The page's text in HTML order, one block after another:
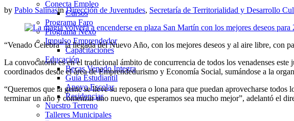
Conecta Empleo
Cursos
Programa Faro
Programa Nexo
Impulso Emprendedor
Capacitaciones
Educación
Becas Venado Integra
Guía Estudiantil
Apoyo Escolar
Residencias
Nuestro Terreno
Talleres Municipales
by Pablo SalinasinDirección de Juventudes, Secretaría de Territorialidad y Desarrollo
“Venado Celebra” la llegada del Nuevo Año, con los mejores deseos y al aire libre, con
La convocatoria es en el tradicional ámbito de concurrencia de todos los venadenses
coordinados desde el área de Emprendedurismo y Economía Social, sumándose a la
“Queremos que la gente se lleve su reposera o lona para que puedan aprovecharse
terminar un año y comenzar uno nuevo, que esperamos sea mucho mejor”, adelantó el